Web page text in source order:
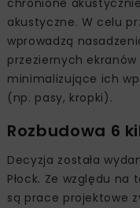
chronione
akustyczne. W celu
wprowadzą
przeziernych
minimalizujące ich
(np. pasy, kropki).
Rozbudowa 6
Decyzja została
Płock. Ze względu
są prace projektowe